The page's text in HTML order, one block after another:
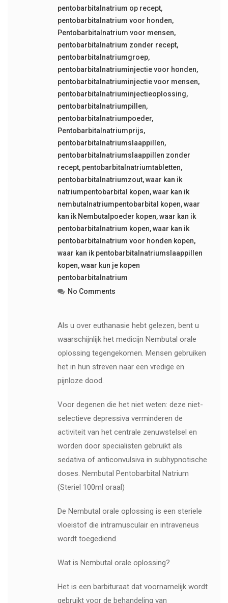
pentobarbitalnatrium op recept,
pentobarbitalnatrium voor honden,
Pentobarbitalnatrium voor mensen,
pentobarbitalnatrium zonder recept,
pentobarbitalnatriumgroep,
pentobarbitalnatriuminjectie voor honden,
pentobarbitalnatriuminjectie voor mensen,
pentobarbitalnatriuminjectieoplossing,
pentobarbitalnatriumpillen,
pentobarbitalnatriumpoeder,
Pentobarbitalnatriumprijs,
pentobarbitalnatriumslaappillen,
pentobarbitalnatriumslaappillen zonder
recept, pentobarbitalnatriumtabletten,
pentobarbitalnatriumzout,waar kan ik
natriumpentobarbital kopen,waar kan ik
nembutalnatriumpentobarbital kopen,waar
kan ik Nembutalpoeder kopen,waar kan ik
pentobarbitalnatrium kopen,waar kan ik
pentobarbitalnatrium voor honden kopen,
waar kan ik pentobarbitalnatriumslaappillen
kopen,waar kun je kopen
pentobarbitalnatrium
No Comments
Als u over euthanasie hebt gelezen, bent u
waarschijnlijk het medicijn Nembutal orale
oplossing tegengekomen. Mensen gebruiken
het in hun streven naar een vredige en
pijnloze dood.
Voor degenen die het niet weten: deze niet-
selectieve depressiva verminderen de
activiteit van het centrale zenuwstelsel en
worden door specialisten gebruikt als
sedativa of anticonvulsiva in subhypnotische
doses. Nembutal Pentobarbital Natrium
(Steriel 100ml oraal)
De Nembutal orale oplossing is een steriele
vloeistof die intramusculair en intraveneus
wordt toegediend.
Wat is Nembutal orale oplossing?
Het is een barbituraat dat voornamelijk wordt
gebruikt voor de behandeling van